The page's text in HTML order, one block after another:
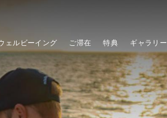
ェルビーイング ご滞在 特典 ギャラリー